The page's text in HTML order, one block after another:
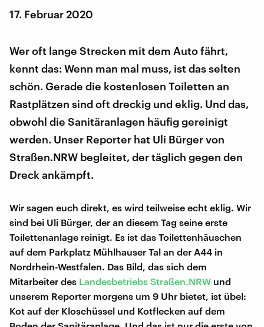
17. Februar 2020
Wer oft lange Strecken mit dem Auto fährt,
kennt das: Wenn man mal muss, ist das selten
schön. Gerade die kostenlosen Toiletten an
Rastplätzen sind oft dreckig und eklig. Und das,
obwohl die Sanitäranlagen häufig gereinigt
werden. Unser Reporter hat Uli Bürger von
Straßen.NRW begleitet, der täglich gegen den
Dreck ankämpft.
Wir sagen euch direkt, es wird teilweise echt eklig. Wir
sind bei Uli Bürger, der an diesem Tag seine erste
Toilettenanlage reinigt. Es ist das Toilettenhäuschen
auf dem Parkplatz Mühlhauser Tal an der A44 in
Nordrhein-Westfalen. Das Bild, das sich dem
Mitarbeiter des Landesbetriebs Straßen.NRW und
unserem Reporter morgens um 9 Uhr bietet, ist übel:
Kot auf der Kloschüssel und Kotflecken auf dem